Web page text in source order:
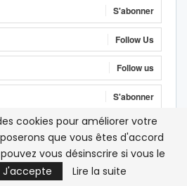
S'abonner
Follow Us
Follow us
S'abonner
J'aime
cookies pour améliorer votre
que vous êtes d'accord
vous désinscrire si vous le
J'accepte Lire la suite